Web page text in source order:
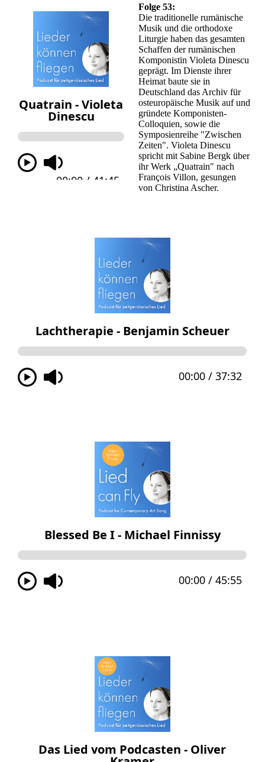
Folge 53:
Die traditionelle rumänische
Musik und die orthodoxe
Liturgie haben das gesamten
Schaffen der rumänischen
Komponistin Violeta Dinescu
geprägt. Im Dienste ihrer
Heimat baute sie in
Deutschland das Archiv für
osteuropäische Musik auf und
gründete Komponisten-
Colloquien, sowie die
Symposienreihe "Zwischen
Zeiten". Violeta Dinescu
spricht mit Sabine Bergk über
ihr Werk „Quatrain" nach
François Villon, gesungen
von Christina Ascher.